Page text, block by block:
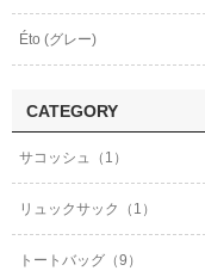
Éto (グレー)
CATEGORY
サコッシュ（1）
リュックサック（1）
トートバッグ（9）